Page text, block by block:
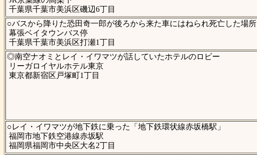
千葉県千葉市美浜区磯辺6丁目
○バスから降りた恐田奇一郎が後ろから来た車にはねられ死亡した場所
幕張ベイタウンバス停
千葉県千葉市美浜区打瀬1丁目
◎南空ナオミとレイ・イワマツが話していたホテルのロビー
リーガロイヤルホテル東京
東京都新宿区戸塚町1丁目
○レイ・イワマツが地下鉄に乗った「地下鉄環状線赤坂橋駅」
福岡市地下鉄空港線赤坂駅
福岡県福岡市中央区大名2丁目